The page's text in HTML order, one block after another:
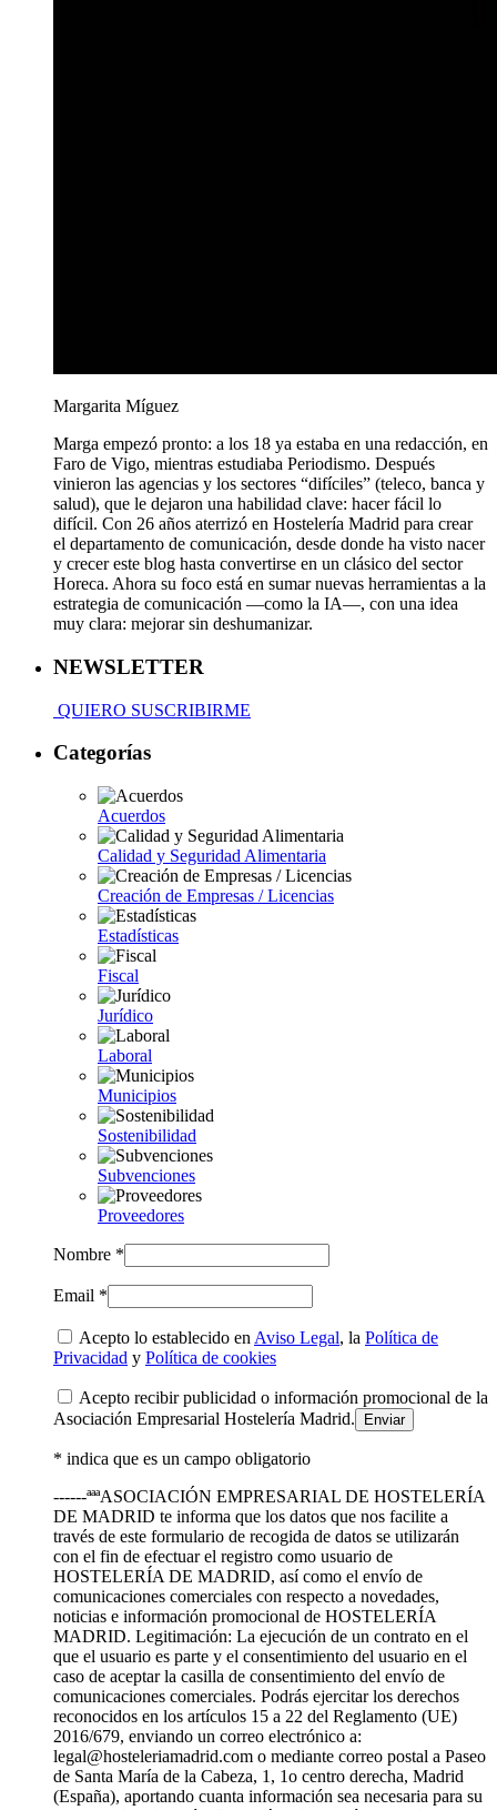
Margarita Míguez
Marga empezó pronto: a los 18 ya estaba en una redacción, en
Faro de Vigo, mientras estudiaba Periodismo. Después
vinieron las agencias y los sectores “difíciles” (teleco, banca y
salud), que le dejaron una habilidad clave: hacer fácil lo
difícil. Con 26 años aterrizó en Hostelería Madrid para crear
el departamento de comunicación, desde donde ha visto nacer
y crecer este blog hasta convertirse en un clásico del sector
Horeca. Ahora su foco está en sumar nuevas herramientas a la
estrategia de comunicación —como la IA—, con una idea
muy clara: mejorar sin deshumanizar.
NEWSLETTER
QUIERO SUSCRIBIRME
Categorías
Acuerdos
Calidad y Seguridad Alimentaria
Creación de Empresas / Licencias
Estadísticas
Fiscal
Jurídico
Laboral
Municipios
Sostenibilidad
Subvenciones
Proveedores
Nombre *
Email *
Acepto lo establecido en Aviso Legal, la Política de
Privacidad y Política de cookies
Acepto recibir publicidad o información promocional de la
Asociación Empresarial Hostelería Madrid.
* indica que es un campo obligatorio
------ªªªASOCIACIÓN EMPRESARIAL DE HOSTELERÍA
DE MADRID te informa que los datos que nos facilite a
través de este formulario de recogida de datos se utilizarán
con el fin de efectuar el registro como usuario de
HOSTELERÍA DE MADRID, así como el envío de
comunicaciones comerciales con respecto a novedades,
noticias e información promocional de HOSTELERÍA
MADRID. Legitimación: La ejecución de un contrato en el
que el usuario es parte y el consentimiento del usuario en el
caso de aceptar la casilla de consentimiento del envío de
comunicaciones comerciales. Podrás ejercitar los derechos
reconocidos en los artículos 15 a 22 del Reglamento (UE)
2016/679, enviando un correo electrónico a:
legal@hosteleriamadrid.com o mediante correo postal a Paseo
de Santa María de la Cabeza, 1, 1o centro derecha, Madrid
(España), aportando cuanta información sea necesaria para su